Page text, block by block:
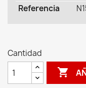
Referencia
Cantidad
